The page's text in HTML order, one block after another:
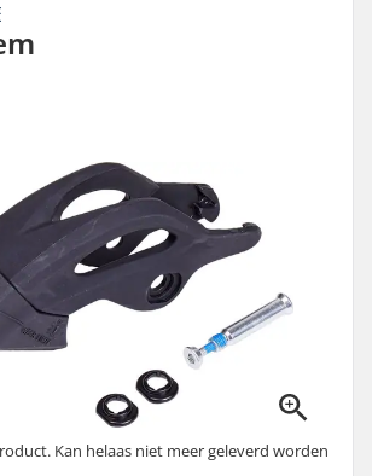
Kan helaas niet meer geleverd worden